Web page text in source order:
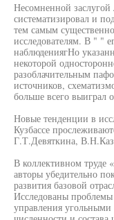
Несомненной
систематизировал и
тем самым
исследователям. В " "
наблюдениягНо
некоторой
разоблачительным
источников,
больше всего выиграл
Новые тенденции в
Кузбассе
Г.Т.Девяткина,
В коллективном труде
авторы убедительно
развития базовой
Исследованы
управления